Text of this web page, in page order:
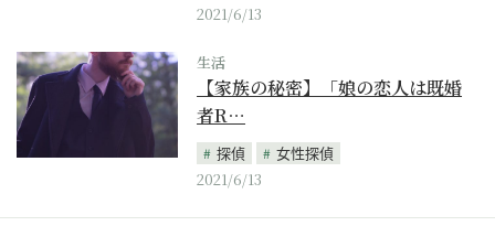
2021/6/13
生活
【家族の秘密】「娘の恋人は既婚
者R…
探偵
女性探偵
2021/6/13